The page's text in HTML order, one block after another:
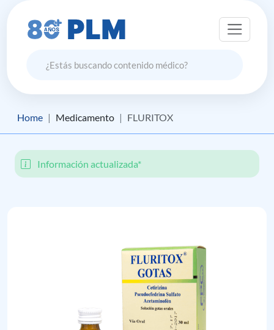
Home Medicamento FLURITOX
Información actualizada*